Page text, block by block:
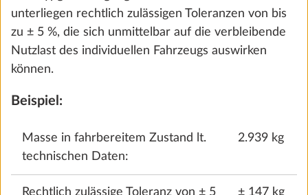
0,4 kg
Hinzufügen
fortsetzen.
Vergewissere dich ggf. bei deinem HOBBY-
Handelspartner, dass die technisch zulässige
wird, d. h. dass ausreichend freie Masse für die
und die Mindest-Nutzlast verbleibt.
6. Die maximale Masse für Sonderausstattung